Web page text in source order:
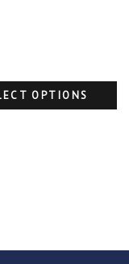
OPTIONS